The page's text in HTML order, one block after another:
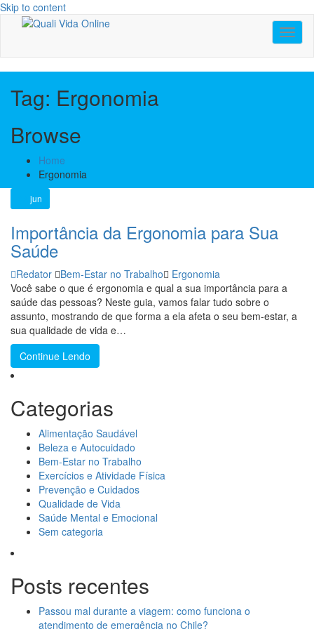
Skip to content
Tag: Ergonomia
Browse
Home
Ergonomia
jun
Importância da Ergonomia para Sua
Saúde
Redator Bem-Estar no Trabalho
Ergonomia
Você sabe o que é ergonomia e qual a sua importância para a
saúde das pessoas? Neste guia, vamos falar tudo sobre o
assunto, mostrando de que forma a ela afeta o seu bem-estar, a
sua qualidade de vida e…
Continue Lendo
Categorias
Alimentação Saudável
Beleza e Autocuidado
Bem-Estar no Trabalho
Exercícios e Atividade Física
Prevenção e Cuidados
Qualidade de Vida
Saúde Mental e Emocional
Sem categoria
Posts recentes
Passou mal durante a viagem: como funciona o
atendimento de emergência no Chile?